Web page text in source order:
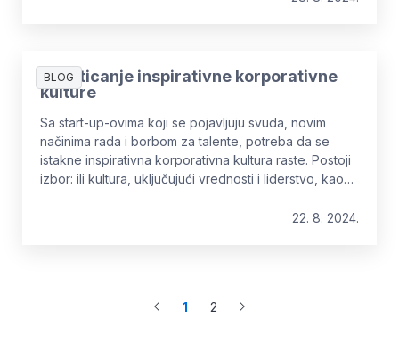
BLOG
Podsticanje inspirativne korporativne
kulture
Sa start-up-ovima koji se pojavljuju svuda, novim
načinima rada i borbom za talente, potreba da se
istakne inspirativna korporativna kultura raste. Postoji
izbor: ili kultura, uključujući vrednosti i liderstvo, kao
22. 8. 2024.
1 2